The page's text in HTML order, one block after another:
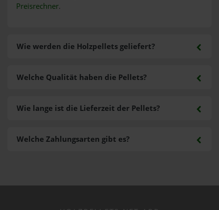
Preisrechner.
Wie werden die Holzpellets geliefert?
Welche Zahlungsarten gibt es?
Welche Qualität haben die Pellets?
Wie lange ist die Lieferzeit der Pellets?